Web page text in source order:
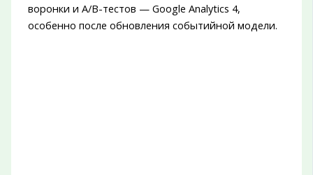
воронки и A/B-тестов — Google Analytics 4,
особенно после обновления событийной модели.